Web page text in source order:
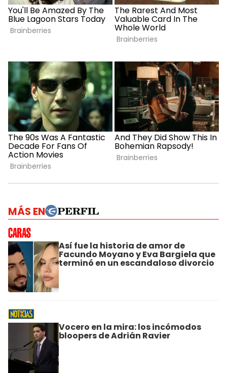
MÁS EN
Así fue la historia de amor de
Facundo Moyano y Eva Bargiela que
terminó en un escandaloso divorcio
Vocero en la mira: los incómodos
bloopers de Adrián Ravier